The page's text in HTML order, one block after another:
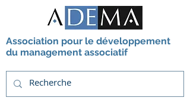
Association pour le développement
du management associatif